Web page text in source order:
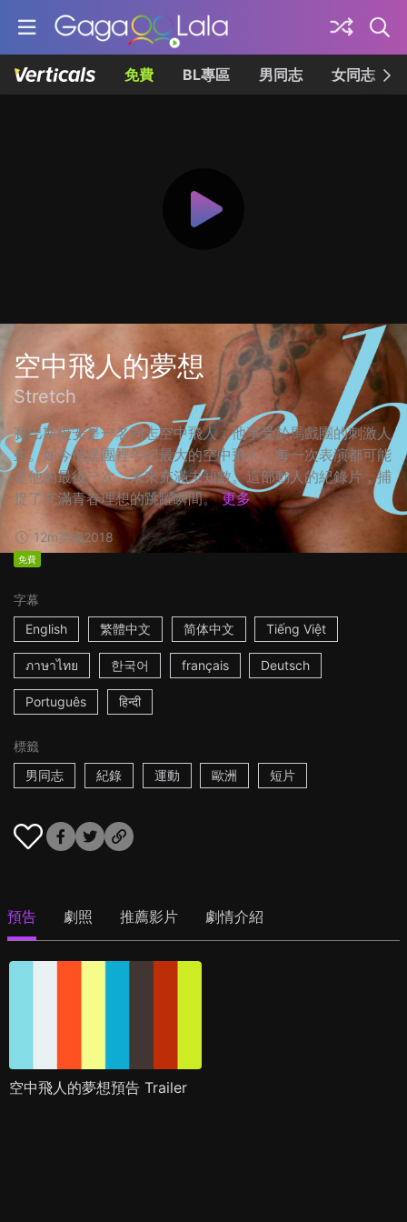
免費 BL專區 男同志 女同志
空中飛人的夢想
Stretch
賽巴斯提安是一名同志空中飛人，他享受於馬戲團的刺激人
生。如今他是團裡年紀最大的空中飛人，每一次表演都可能
是他的最後一次，未來充滿未知數。這部動人的紀錄片，捕
捉了充滿青春理想的跳躍瞬間。 更多
12m英國2018
免費
字幕
English
繁體中文 简体中文 Tiếng Việt
ภาษาไทย 한국어 français Deutsch
Português हिन्दी
標籤
男同志
紀錄 運動 歐洲 短片
預告 劇照 推薦影片 劇情介紹
空中飛人的夢想預告 Trailer